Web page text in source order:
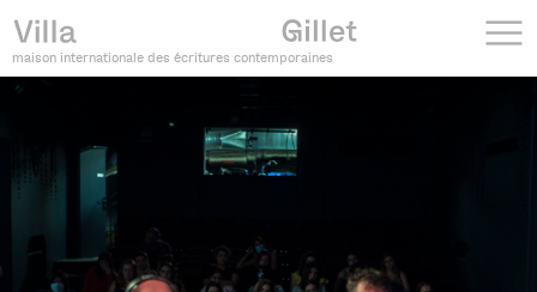
maison internationale des écritures contemporaines